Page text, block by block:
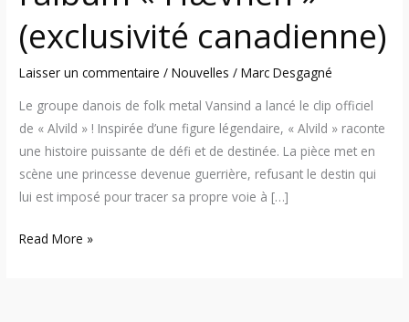
(exclusivité canadienne)
Laisser un commentaire /Nouvelles /Marc Desgagné
Le groupe danois de folk metal Vansind a lancé le clip officiel
de « Alvild » ! Inspirée d’une figure légendaire, « Alvild » raconte
une histoire puissante de défi et de destinée. La pièce met en
scène une princesse devenue guerrière, refusant le destin qui
lui est imposé pour tracer sa propre voie à […]
Read More »